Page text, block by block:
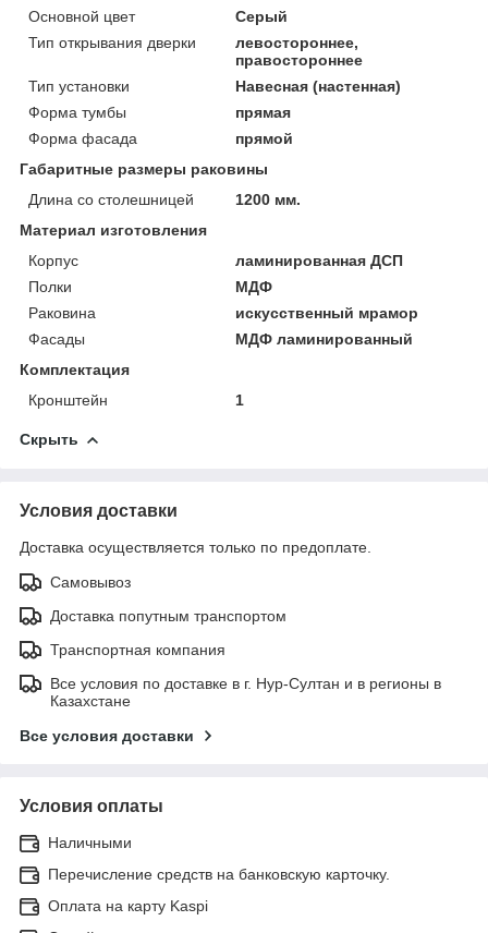
Основной цвет
Серый
Тип открывания дверки
левостороннее,
правостороннее
Тип установки
Навесная (настенная)
Форма тумбы
прямая
Форма фасада
прямой
Габаритные размеры раковины
Длина со столешницей
1200 мм.
Материал изготовления
Корпус
ламинированная ДСП
Полки
МДФ
Раковина
искусственный мрамор
Фасады
МДФ ламинированный
Комплектация
Кронштейн
1
Скрыть
Условия доставки
Доставка осуществляется только по предоплате.
Самовывоз
Доставка попутным транспортом
Транспортная компания
Все условия по доставке в г. Нур-Султан и в регионы в
Казахстане
Все условия доставки
Условия оплаты
Наличными
Перечисление средств на банковскую карточку.
Оплата на карту Kaspi